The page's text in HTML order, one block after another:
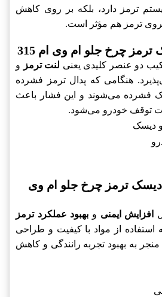
ترمز دارد، بلکه بر روی کاهش
ترمز هم مؤثر است.
چرخ جلو ام وی ام 315
دو عنصر کلیدی یعنی لنت ترمز و
هنگامی که پدال ترمز فشرده
فشرده می‌شوند و این فشار باعث
توقف خودرو می‌شود.
ديسک
ديسک ترمز چرخ جلو ام وی
افزایش ایمنی و بهبود عملکرد ترمز
استفاده از مواد با کیفیت و طراحی
به بهبود تجربه رانندگی و کاهش